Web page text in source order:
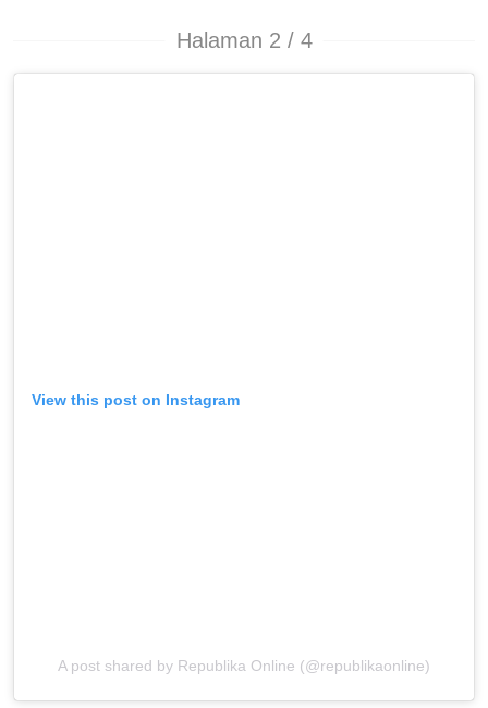
Halaman 2 / 4
View this post on Instagram
A post shared by Republika Online (@republikaonline)